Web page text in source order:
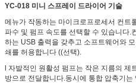
YC-018 미니 스프레이 드라이어 기술
메뉴가 작동하는 마이크로프로세서 컨트
파수 및 펌프 속도를 선택할 수 있습니다.
하는 USB 출력을 갖추고 소프트웨어와
쇄를 허용합니다 ((선택).
l 자발적인 원활성 펌프는 작은 지름의 제
방으로 전달합니다.동시에 통합 압축기